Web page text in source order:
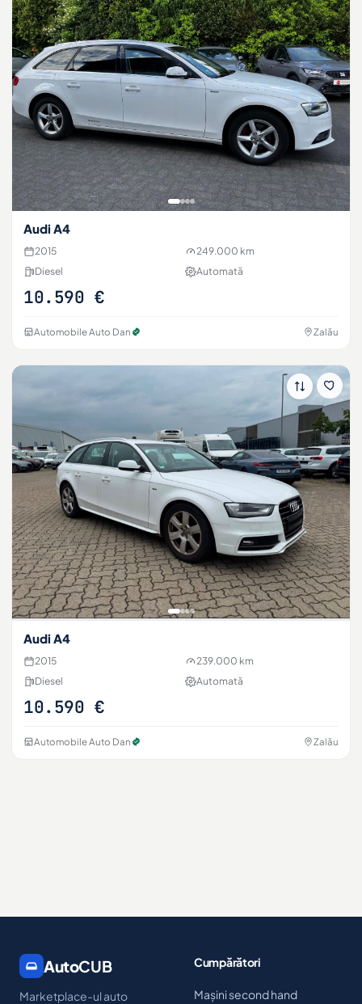
Audi A4
2015
249.000 km
Diesel
Automată
10.590 €
Automobile Auto Dan Zalău
Audi A4
2015
239.000 km
Diesel
Automată
10.590 €
Automobile Auto Dan Zalău
AutoCUB
Marketplace-ul auto
Cumpărători
Mașini second hand